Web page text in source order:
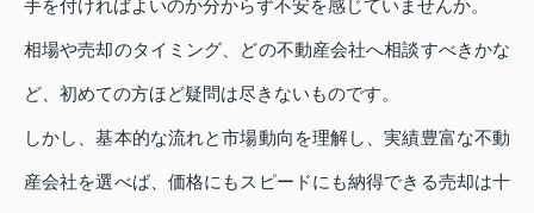
手を付ければよいのか分からず不安を感じていませんか。
相場や売却のタイミング、どの不動産会社へ相談すべきかな
ど、初めての方ほど疑問は尽きないものです。
しかし、基本的な流れと市場動向を理解し、実績豊富な不動
産会社を選べば、価格にもスピードにも納得できる売却は十